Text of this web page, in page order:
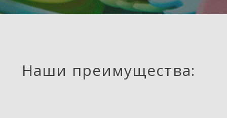
Наши преимущества: